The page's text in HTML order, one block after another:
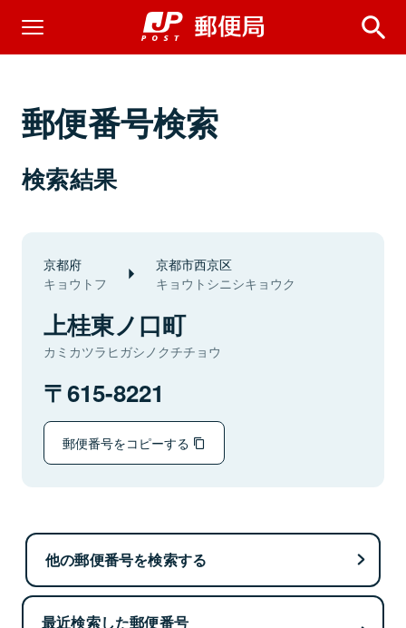
郵便番号検索
検索結果
京都府
キョウトフ
京都市西京区
キョウトシニシキョウク
上桂東ノ口町
カミカツラヒガシノクチチョウ
615-8221
郵便番号をコピーする
他の郵便番号を検索する
最近検索した郵便番号